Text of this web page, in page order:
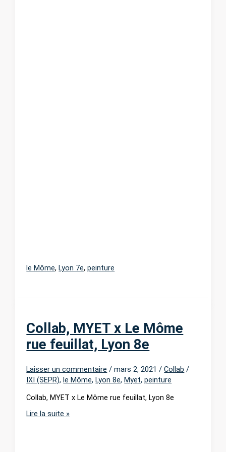
le Môme,Lyon 7e,peinture
Collab, MYET x Le Môme
rue feuillat, Lyon 8e
Laisser un commentaire /mars 2, 2021/Collab /
IXI (SEPR),le Môme,Lyon 8e,Myet,peinture
Collab, MYET x Le Môme rue feuillat, Lyon 8e
Collab,
Lire la suite »